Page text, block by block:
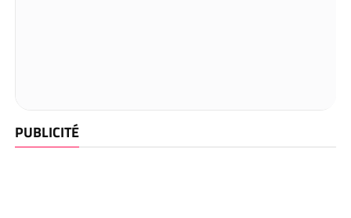
PUBLICITÉ